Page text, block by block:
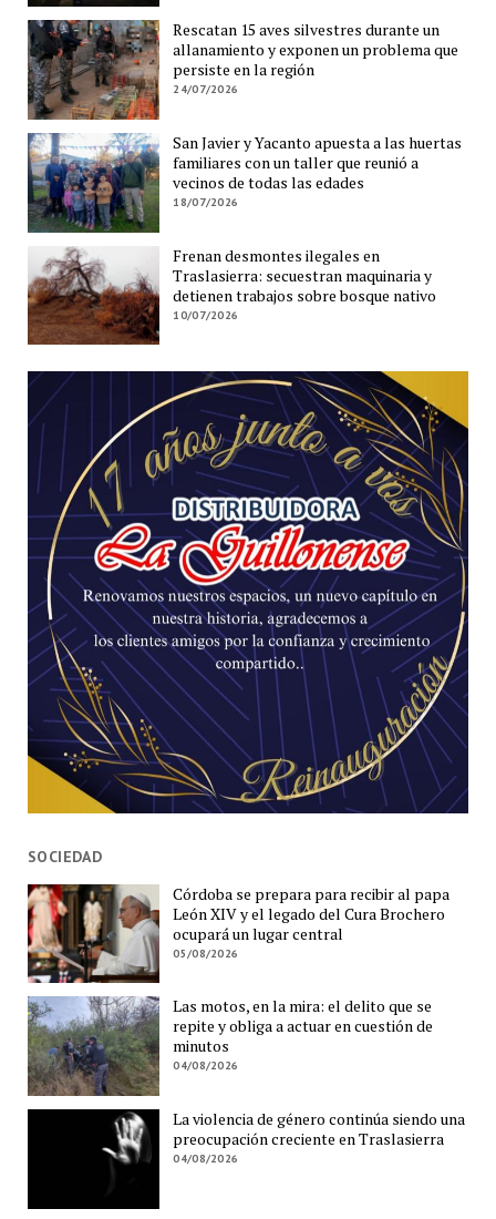
Rescatan 15 aves silvestres durante un
allanamiento y exponen un problema que
persiste en la región
24/07/2026
San Javier y Yacanto apuesta a las huertas
familiares con un taller que reunió a
vecinos de todas las edades
18/07/2026
Frenan desmontes ilegales en
Traslasierra: secuestran maquinaria y
detienen trabajos sobre bosque nativo
10/07/2026
SOCIEDAD
Córdoba se prepara para recibir al papa
León XIV y el legado del Cura Brochero
ocupará un lugar central
05/08/2026
Las motos, en la mira: el delito que se
repite y obliga a actuar en cuestión de
minutos
04/08/2026
La violencia de género continúa siendo una
preocupación creciente en Traslasierra
04/08/2026